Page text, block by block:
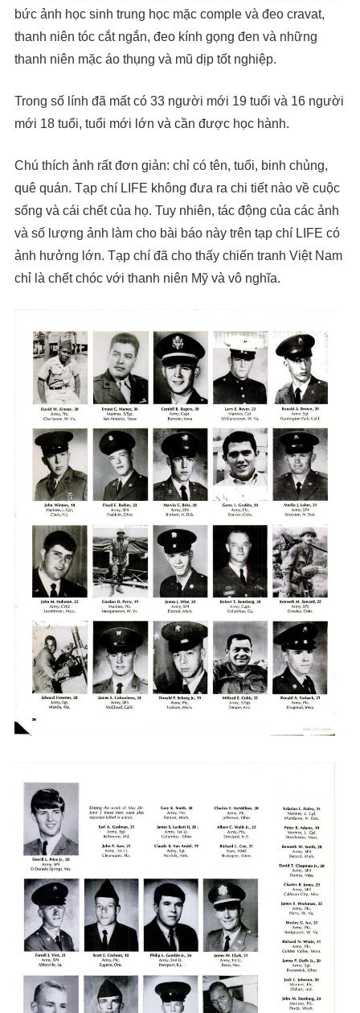
bức ảnh học sinh trung học mặc comple và đeo cravat,
thanh niên tóc cắt ngắn, đeo kính gọng đen và những
thanh niên mặc áo thụng và mũ dịp tốt nghiệp.
Trong số lính đã mất có 33 người mới 19 tuổi và 16 người
mới 18 tuổi, tuổi mới lớn và cần được học hành.
Chú thích ảnh rất đơn giản: chỉ có tên, tuổi, binh chủng,
quê quán. Tạp chí LIFE không đưa ra chi tiết nào về cuộc
sống và cái chết của họ. Tuy nhiên, tác động của các ảnh
và số lượng ảnh làm cho bài báo này trên tạp chí LIFE có
ảnh hưởng lớn. Tạp chí đã cho thấy chiến tranh Việt Nam
chỉ là chết chóc với thanh niên Mỹ và vô nghĩa.